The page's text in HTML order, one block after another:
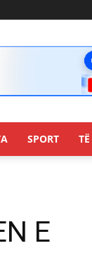
SPORT
E